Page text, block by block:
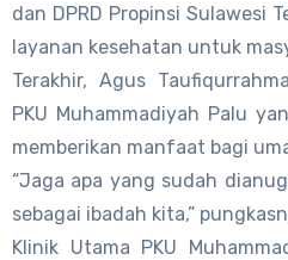
dan DPRD Propinsi Sulawesi
layanan kesehatan untuk
Terakhir, Agus
PKU Muhammadiyah Palu
memberikan manfaat bagi
“Jaga apa yang sudah
sebagai ibadah kita,”
Klinik Utama PKU